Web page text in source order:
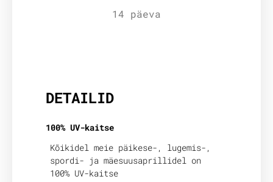
14 päeva
DETAILID
100% UV-kaitse
Kõikidel meie päikese-, lugemis-,
spordi- ja mäesuusaprillidel on
100% UV-kaitse